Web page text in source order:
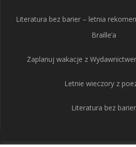
Literatura bez barier – letnia
Braille’a
Zaplanuj wakacje z
Letnie wieczory z
Literatura bez barier